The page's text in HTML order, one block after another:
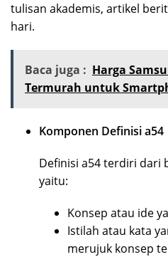
tulisan akademis, artikel
hari.
Baca juga : Harga
Termurah untuk
Komponen Definisi a54
Definisi a54 terdiri dari
yaitu:
Konsep atau ide
Istilah atau kata
merujuk konsep